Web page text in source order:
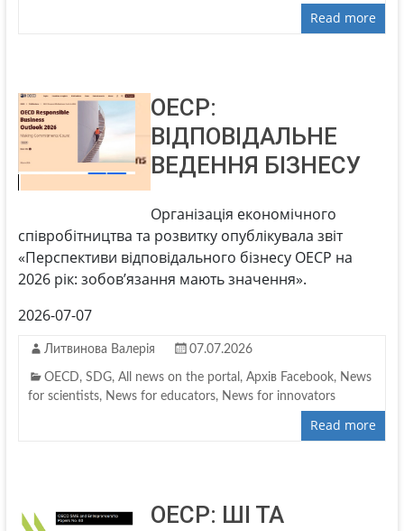
Read more
ОЕСР:
ВІДПОВІДАЛЬНЕ
ВЕДЕННЯ БІЗНЕСУ
Організація економічного
співробітництва та розвитку опублікувала звіт
«Перспективи відповідального бізнесу ОЕСР на
2026 рік: зобов’язання мають значення».
2026-07-07
Литвинова Валерія 07.07.2026
OECD, SDG, All news on the portal , Архів Facebook, News
for scientists, News for educators, News for innovators
Read more
ОЕСР: ШІ ТА